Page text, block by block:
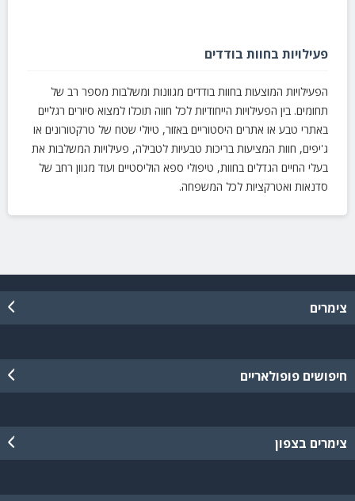
פעילויות בחוות בודדים
הפעילויות המוצעות בחוות בודדים מגוונות ומשלבות מספר רב של
תחומים. בין הפעילויות הייחודיות לכל חווה תוכלו למצוא סיורים רגליים
באתרי טבע או אתרים היסטוריים באזור, טיולי שטח של טרקטורונים או
ג'יפים, חוות המציעות בריכות טבעיות לטבילה, פעילויות המשלבות את
בעלי החיים הגדלים בחוות, טיפולי ספא הוליסטיים ועוד מגוון רחב של
סדנאות ואטרקציות לכל המשפחה.
צימרים
חיפושים פופולאריים
צימרים בצפון